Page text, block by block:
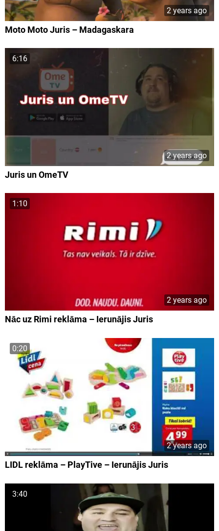
2 years ago
Moto Moto Juris – Madagaskara
6:16
2 years ago
Juris un OmeTV
1:10
2 years ago
Nāc uz Rimi reklāma – Ierunājis Juris
0:20
2 years ago
LIDL reklāma – PlayTive – Ierunājis Juris
3:40